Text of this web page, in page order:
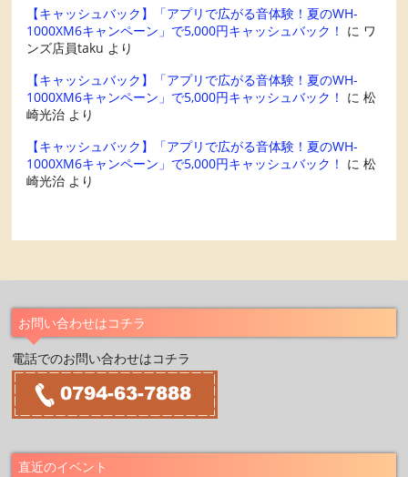
【キャッシュバック】「アプリで広がる音体験！夏のWH-
1000XM6キャンペーン」で5,000円キャッシュバック！ に ワ
ンズ店員taku より
【キャッシュバック】「アプリで広がる音体験！夏のWH-
1000XM6キャンペーン」で5,000円キャッシュバック！ に松
崎光治 より
【キャッシュバック】「アプリで広がる音体験！夏のWH-
1000XM6キャンペーン」で5,000円キャッシュバック！ に松
崎光治 より
お問い合わせはコチラ
電話でのお問い合わせはコチラ
直近のイベント